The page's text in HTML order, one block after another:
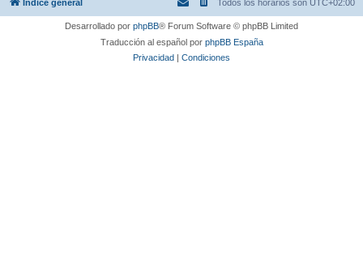
Índice general Todos los horarios son UTC+02:00
Desarrollado por phpBB® Forum Software © phpBB Limited
Traducción al español por phpBB España
Privacidad | Condiciones